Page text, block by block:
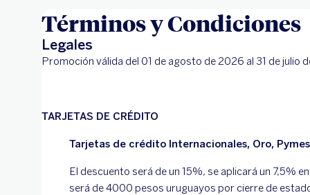
Términos y Condiciones
Legales
Promoción válida del 01 de agosto de 2026 al 31 de
TARJETAS DE CRÉDITO
Tarjetas de crédito Internacionales, Oro,
El descuento será de un 15%, se aplicará un 7,5%
será de 4000 pesos uruguayos por cierre de